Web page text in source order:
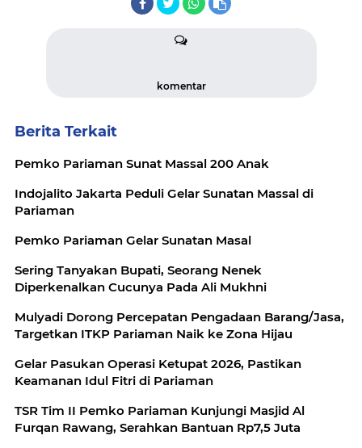
komentar
Berita Terkait
Pemko Pariaman Sunat Massal 200 Anak
Indojalito Jakarta Peduli Gelar Sunatan Massal di
Pariaman
Pemko Pariaman Gelar Sunatan Masal
Sering Tanyakan Bupati, Seorang Nenek
Diperkenalkan Cucunya Pada Ali Mukhni
Mulyadi Dorong Percepatan Pengadaan Barang/Jasa,
Targetkan ITKP Pariaman Naik ke Zona Hijau
Gelar Pasukan Operasi Ketupat 2026, Pastikan
Keamanan Idul Fitri di Pariaman
TSR Tim II Pemko Pariaman Kunjungi Masjid Al
Furqan Rawang, Serahkan Bantuan Rp7,5 Juta